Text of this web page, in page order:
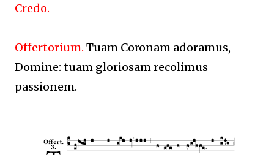
Credo.
Offertorium. Tuam Coronam adoramus,
Domine: tuam gloriosam recolimus
passionem.